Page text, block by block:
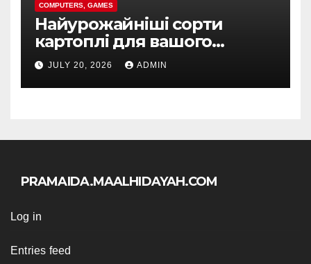
COMPUTERS, GAMES
Найурожайніші сорти
картоплі для вашого
регіону та сезону
JULY 20, 2026 ADMIN
PRAMAIDA.MAALHIDAYAH.COM
Log in
Entries feed